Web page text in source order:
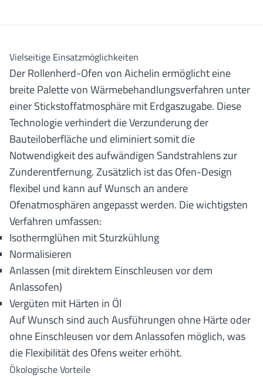
Vielseitige Einsatzmöglichkeiten
Der Rollenherd-Ofen von Aichelin ermöglicht eine
breite Palette von Wärmebehandlungsverfahren unter
einer Stickstoffatmosphäre mit Erdgaszugabe. Diese
Technologie verhindert die Verzunderung der
Bauteiloberfläche und eliminiert somit die
Notwendigkeit des aufwändigen Sandstrahlens zur
Zunderentfernung. Zusätzlich ist das Ofen-Design
flexibel und kann auf Wunsch an andere
Ofenatmosphären angepasst werden. Die wichtigsten
Verfahren umfassen:
Isothermglühen mit Sturzkühlung
Normalisieren
Anlassen (mit direktem Einschleusen vor dem
Anlassofen)
Vergüten mit Härten in Öl
Auf Wunsch sind auch Ausführungen ohne Härte oder
ohne Einschleusen vor dem Anlassofen möglich, was
die Flexibilität des Ofens weiter erhöht.
Ökologische Vorteile